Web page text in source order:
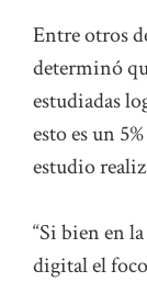
Entre otros
determinó
estudiadas
esto es un
estudio
“Si bien en
digital el